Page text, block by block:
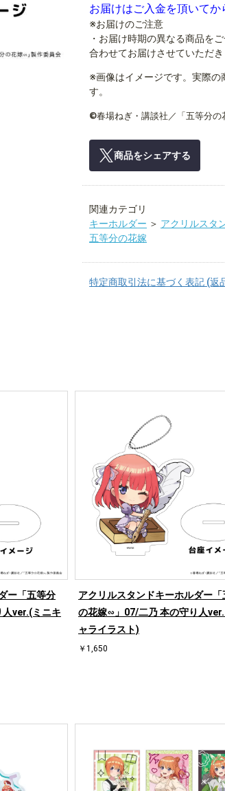
お届けはご入金を頂いて
※お届けのご注意
・お届け時期の異なる商品を
合わせてお届けさせていただ
※画像はイメージです。実際
す。
©春場ねぎ・講談社／「五等分
商品をシェアする
関連カテゴリ
キーホルダー ＞ アクリルスタ
五等分の花嫁
特定商取引法に基づく表記 (返
ー「五等分
ver.(ミニキ
アクリルスタンドキーホルダー「
の花嫁∽」07/二乃 本の守り人
ャライラスト)
￥1,650